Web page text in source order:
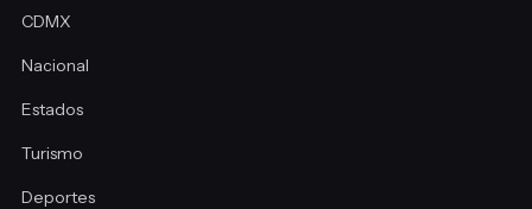
CDMX
Nacional
Estados
Turismo
Deportes